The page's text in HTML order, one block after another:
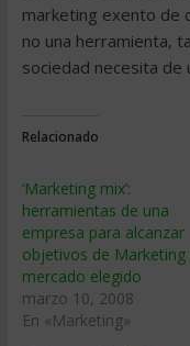
marketing exento de
no una herramienta,
sociedad necesita de
Relacionado
‘Marketing mix’:
herramientas de una
empresa para alcanzar
objetivos de Marketing
mercado elegido
marzo 10, 2008
En «Marketing»